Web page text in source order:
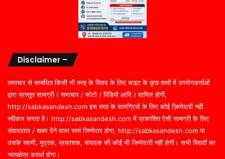
Disclaimer –
समाचार से सम्बंधित किसी भी तरह के विवाद के लिए साइट के कुछ तत्वों में उपयोगकर्ताओं
द्वारा प्रस्तुत सामग्री ( समाचार / फोटो / विडियो आदि ) शामिल होगी,
http://sabkasandesh.com इस तरह के सामग्रियों के लिए कोई ज़िम्मेदारी नहीं
स्वीकार करता है। http://sabkasandesh.com में प्रकाशित ऐसी सामग्री के लिए
संवाददाता / खबर देने वाला स्वयं जिम्मेदार होगा, http://sabkasandesh.com या
उसके स्वामी, मुद्रक, प्रकाशक, संपादक की कोई भी जिम्मेदारी नहीं होगी। सभी विवादों का
न्यायक्षेत्र कवर्धा होगा।